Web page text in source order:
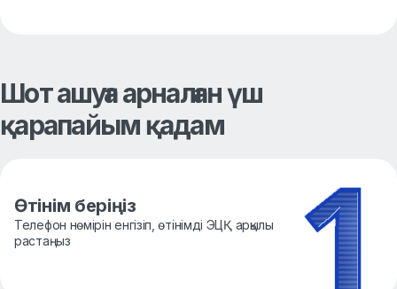
Шот ашуға арналған үш
қарапайым қадам
Өтінім беріңіз
Телефон нөмірін енгізіп, өтінімді ЭЦҚ арқылы
растаңыз